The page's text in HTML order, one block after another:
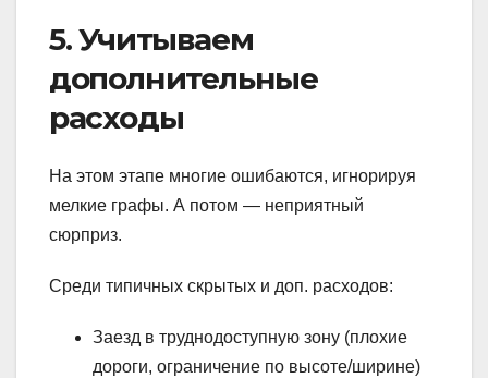
5. Учитываем
дополнительные
расходы
На этом этапе многие ошибаются, игнорируя
мелкие графы. А потом — неприятный
сюрприз.
Среди типичных скрытых и доп. расходов:
Заезд в труднодоступную зону (плохие
дороги, ограничение по высоте/ширине)